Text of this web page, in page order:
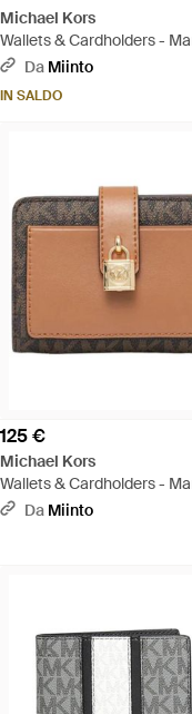
Michael Kors
Wallets & Cardholders -
Da Miinto
IN SALDO
125 €
Michael Kors
Wallets & Cardholders -
Da Miinto